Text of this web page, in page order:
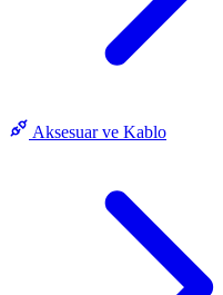
Aksesuar ve Kablo